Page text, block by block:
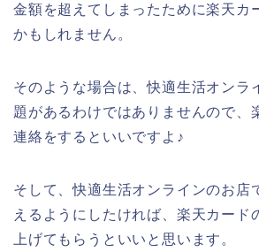
金額を超えてしまったために楽天カ
かもしれません。
そのような場合は、快適生活オンラ
題があるわけではありませんので、
連絡をするといいですよ♪
そして、快適生活オンラインのお店
えるようにしたければ、楽天カード
上げてもらうといいと思います。